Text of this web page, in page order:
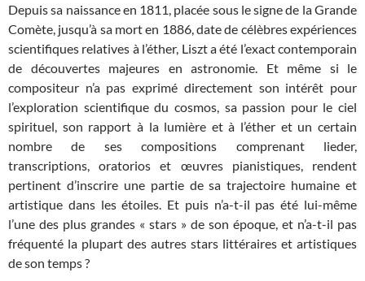
Depuis sa naissance en 1811, placée sous le signe de la Grande
Comète, jusqu’à sa mort en 1886, date de célèbres expériences
scientifiques relatives à l’éther, Liszt a été l’exact contemporain
de découvertes majeures en astronomie. Et même si le
compositeur n’a pas exprimé directement son intérêt pour
l’exploration scientifique du cosmos, sa passion pour le ciel
spirituel, son rapport à la lumière et à l’éther et un certain
nombre de ses compositions comprenant lieder,
transcriptions, oratorios et œuvres pianistiques, rendent
pertinent d’inscrire une partie de sa trajectoire humaine et
artistique dans les étoiles. Et puis n’a-t-il pas été lui-même
l’une des plus grandes « stars » de son époque, et n’a-t-il pas
fréquenté la plupart des autres stars littéraires et artistiques
de son temps ?